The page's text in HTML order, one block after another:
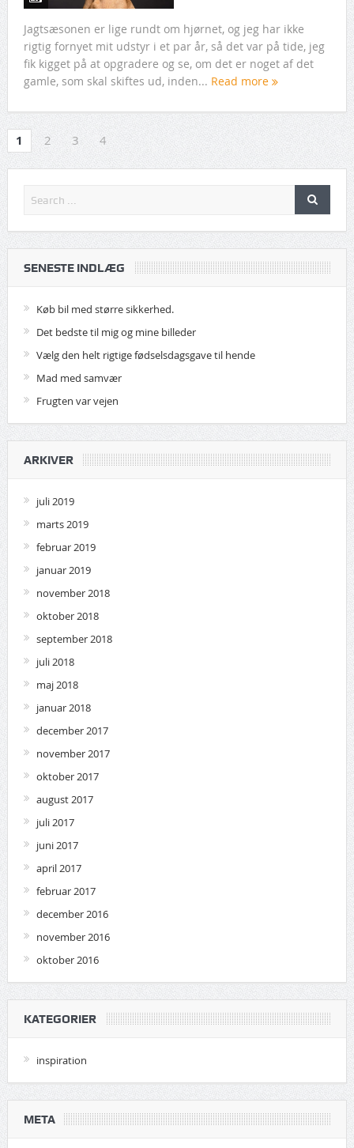
Jagtsæsonen er lige rundt om hjørnet, og jeg har ikke
rigtig fornyet mit udstyr i et par år, så det var på tide, jeg
fik kigget på at opgradere og se, om det er noget af det
gamle, som skal skiftes ud, inden... Read more
1 2 3 4
SENESTE INDLÆG
Køb bil med større sikkerhed.
Det bedste til mig og mine billeder
Vælg den helt rigtige fødselsdagsgave til hende
Mad med samvær
Frugten var vejen
ARKIVER
juli 2019
marts 2019
februar 2019
januar 2019
november 2018
oktober 2018
september 2018
juli 2018
maj 2018
januar 2018
december 2017
november 2017
oktober 2017
august 2017
juli 2017
juni 2017
april 2017
februar 2017
december 2016
november 2016
oktober 2016
KATEGORIER
inspiration
META